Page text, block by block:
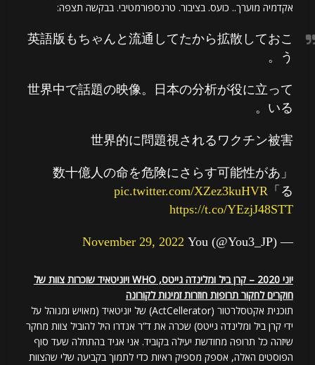
אקדמיה מוערך.. כועס. בציבור. טרנספורמטיבי. בבקשה תצפה:
英語版もちゃんと流通してたから拡散しておこ
う。
世界中で話題の映像。日本の分析が役に立って
いる。
世界的に問題視されるワクチン被害
「数十億人の命を危険にさらす可能性があ
る」
pic.twitter.com/XZez3kuHVR
https://t.co/YEzjJ48STT
— You (@You3_JP)
November 29, 2022
יוני 2020 – קרן ביל ומלינדה גייטס, WHO ויוניטאיד שוכרות צוות של
חוקרים לחקור תרופות חוזרות זמינות לקורונה
תוכנית אקטסלרטור (ActCellerator) של יוניטאיד (מאויש ומנוהל על
ידי קרן ביל ומלינדה גייטס) שכרה את ד”ר אנדרו היל להוביל צוות מחקר
שיזהה כל תרופה מחודשת יעילה בקוביד. אני אגיד בהתחלה שעד סוף
הפוסטים האלה, אספק מספיק ראיות כדי לתמוך בקביעה שלי שהצוות